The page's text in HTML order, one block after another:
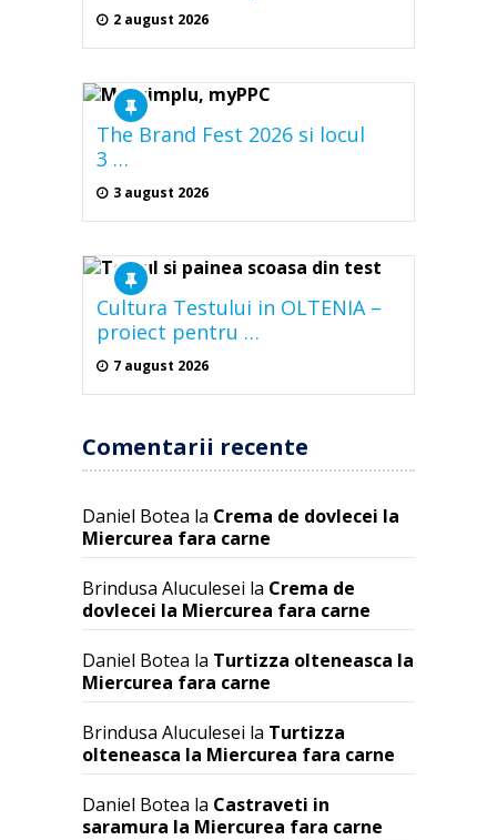
2 august 2026
The Brand Fest 2026 si locul
3 …
3 august 2026
Cultura Testului in OLTENIA –
proiect pentru …
7 august 2026
Comentarii recente
Daniel Botea la Crema de dovlecei la
Miercurea fara carne
Brindusa Aluculesei la Crema de
dovlecei la Miercurea fara carne
Daniel Botea la Turtizza olteneasca la
Miercurea fara carne
Brindusa Aluculesei la Turtizza
olteneasca la Miercurea fara carne
Daniel Botea la Castraveti in
saramura la Miercurea fara carne